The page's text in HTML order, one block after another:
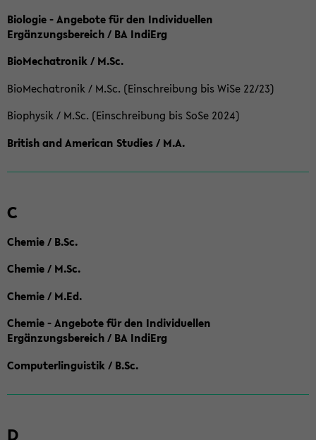
Biologie - Angebote für den Individuellen
Ergänzungsbereich / BA IndiErg
BioMechatronik / M.Sc.
BioMechatronik / M.Sc. (Einschreibung bis WiSe 22/23)
Biophysik / M.Sc. (Einschreibung bis SoSe 2024)
British and American Studies / M.A.
C
Chemie / B.Sc.
Chemie / M.Sc.
Chemie / M.Ed.
Chemie - Angebote für den Individuellen
Ergänzungsbereich / BA IndiErg
Computerlinguistik / B.Sc.
D